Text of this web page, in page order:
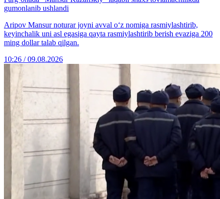
gumonlanib ushlandi
Aripov Mansur noturar joyni avval o‘z nomiga rasmiylashtirib,
keyinchalik uni asl egasiga qayta rasmiylashtirib berish evaziga 200
ming dollar talab qilgan.
10:26 / 09.08.2026